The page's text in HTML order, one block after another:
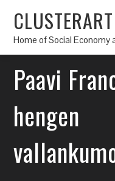
CLUSTERART
Home of Social Economy
Paavi
hengen